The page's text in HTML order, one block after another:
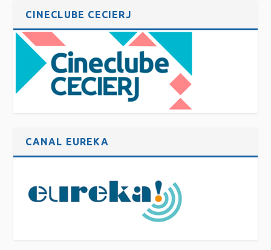
CINECLUBE CECIERJ
CANAL EUREKA